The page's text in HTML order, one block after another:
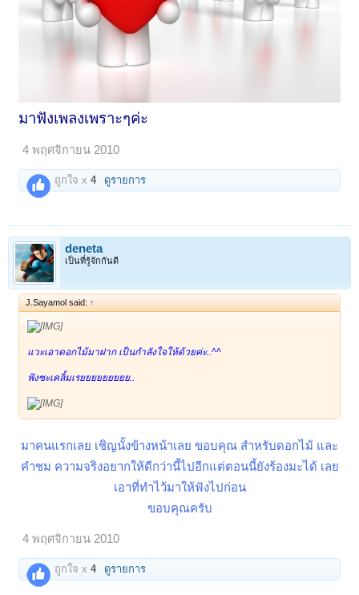
มาฟังเพลงเพราะๆค่ะ
4 พฤศจิกายน 2010
ถูกใจ x4 ดูรายการ
deneta
เป็นที่รู้จักกันดี
J.Sayamol said: ↑
แวะเอาดอกไม้มาฝาก เป็นกำลังใจให้ด้วยค่ะ..^^
ฟังซะเคลิ้มเรยยยยยยยยย..
มาคนแรกเลย เชิญนั้งข้างหน้าเลย ขอบคุณ สำหรับดอกไม้ และ
คำชม ความจริงอยากให้ดีกว่านี้ไปอีกแต่ตอนนี้ยังร้องมะได้ เลย
เอาที่ทำไว้มาให้ฟังไปก่อน
ขอบคุณครับ
4 พฤศจิกายน 2010
ถูกใจ x4 ดูรายการ